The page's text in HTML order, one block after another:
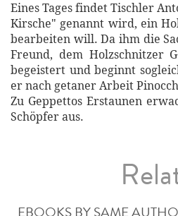
Eines Tages findet Tischler
Kirsche" genannt wird, ein
bearbeiten will. Da ihm die
Freund, dem Holzschnitzer
begeistert und beginnt
er nach getaner Arbeit
Zu Geppettos Erstaunen
Schöpfer aus.